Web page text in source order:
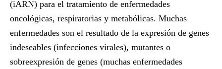
(iARN) para el tratamiento de enfermedades
oncológicas, respiratorias y metabólicas. Muchas
enfermedades son el resultado de la expresión de genes
indeseables (infecciones virales), mutantes o
sobreexpresión de genes (muchas enfermedades